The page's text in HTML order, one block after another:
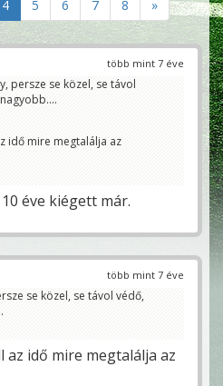
4 5 6 7 8 »
több mint 7 éve
persze se közel, se távol
idő mire megtalálja az
éve kiégett már.
több mint 7 éve
se közel, se távol védő,
az idő mire megtalálja az